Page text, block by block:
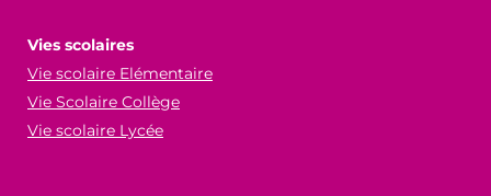
Vies scolaires
Vie scolaire Elémentaire
Vie Scolaire Collège
Vie scolaire Lycée